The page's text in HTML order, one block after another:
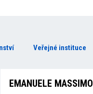
Veřejné instituce
EMANUELE MASSIMO